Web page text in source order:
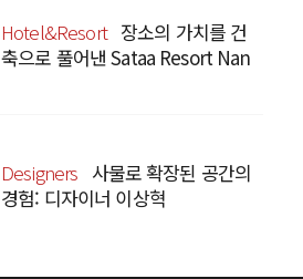
Hotel&Resort 장소의 가치를 건
축으로 풀어낸 Sataa Resort Nan
Designers 사물로 확장된 공간의
경험: 디자이너 이상혁